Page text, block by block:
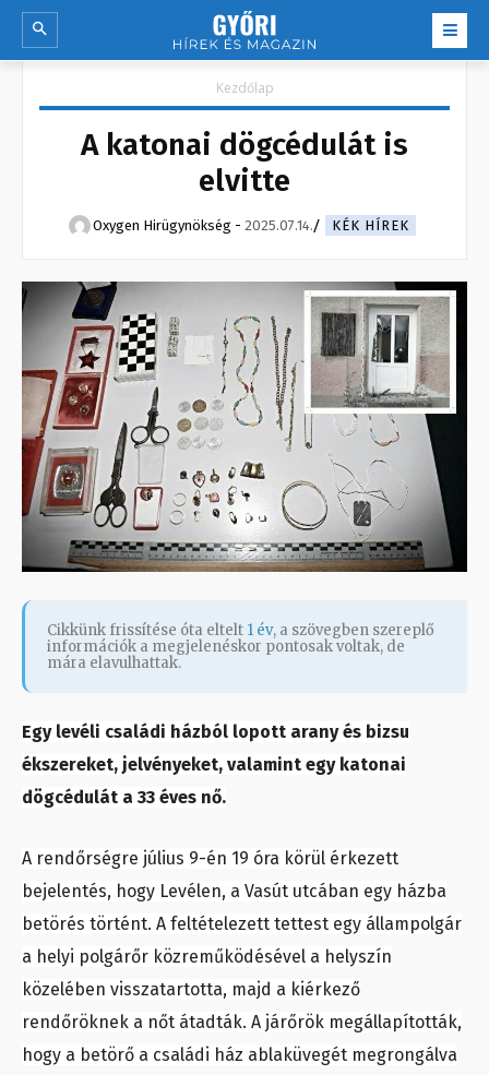
Kezdőlap
A katonai dögcédulát is
elvitte
Oxygen Hirügynökség - 2025.07.14. KÉK HÍREK
Cikkünk frissítése óta eltelt 1 év, a szövegben szereplő
információk a megjelenéskor pontosak voltak, de
mára elavulhattak.
Egy levéli családi házból lopott arany és bizsu
ékszereket, jelvényeket, valamint egy katonai
dögcédulát a 33 éves nő.
A rendőrségre július 9-én 19 óra körül érkezett
bejelentés, hogy Levélen, a Vasút utcában egy házba
betörés történt. A feltételezett tettest egy állampolgár
a helyi polgárőr közreműködésével a helyszín
közelében visszatartotta, majd a kiérkező
rendőröknek a nőt átadták. A járőrök megállapították,
hogy a betörő a családi ház ablaküvegét megrongálva